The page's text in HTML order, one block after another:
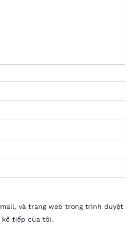
và trang web trong trình duyệt
tiếp của tôi.